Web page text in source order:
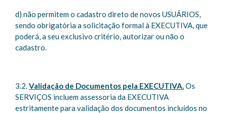
d) não permitem o cadastro direto de novos USUÁRIOS,
sendo obrigatória a solicitação formal à EXECUTIVA, que
poderá, a seu exclusivo critério, autorizar ou não o
cadastro.
3.2.Validação de Documentos pela EXECUTIVA.Os
SERVIÇOS incluem assessoria da EXECUTIVA
estritamente para validação dos documentos incluídos no